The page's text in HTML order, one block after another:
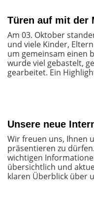
Türen auf mit der
Am 03. Oktober
und viele Kinder,
um gemeinsam einen
wurde viel gebastelt,
gearbeitet. Ein
Unsere neue
Wir freuen uns, Ihnen
präsentieren zu
wichtigen
übersichtlich und
klaren Überblick über